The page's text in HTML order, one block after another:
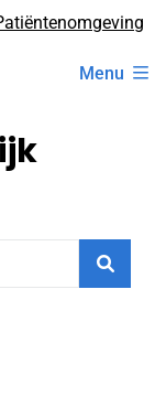
Menu